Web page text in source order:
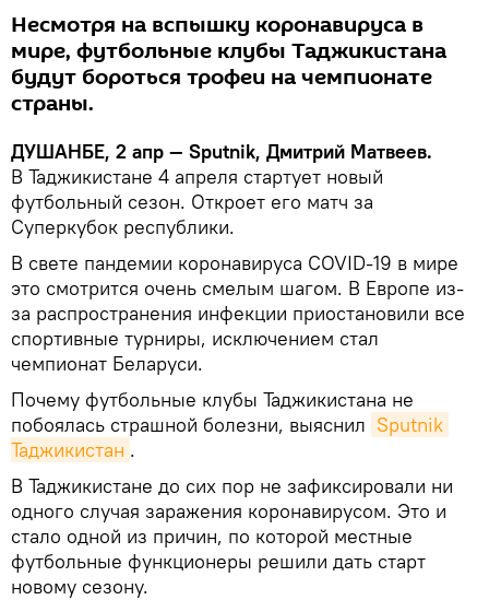
Несмотря на вспышку коронавируса в
мире, футбольные клубы Таджикистана
будут бороться трофеи на чемпионате
страны.
ДУШАНБЕ, 2 апр — Sputnik, Дмитрий Матвеев.
В Таджикистане 4 апреля стартует новый
футбольный сезон. Откроет его матч за
Суперкубок республики.
В свете пандемии коронавируса COVID-19 в мире
это смотрится очень смелым шагом. В Европе из-
за распространения инфекции приостановили все
спортивные турниры, исключением стал
чемпионат Беларуси.
Почему футбольные клубы Таджикистана не
побоялась страшной болезни, выяснил Sputnik
Таджикистан .
В Таджикистане до сих пор не зафиксировали ни
одного случая заражения коронавирусом. Это и
стало одной из причин, по которой местные
футбольные функционеры решили дать старт
новому сезону.